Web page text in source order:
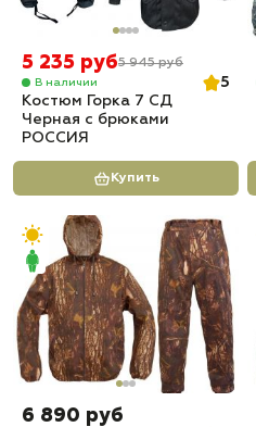
5 235 руб5 945 руб
В наличии
5
Костюм Горка 7 СД
Черная с брюками
РОССИЯ
Купить
6 890 руб